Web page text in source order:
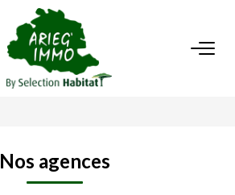
ACCUEIL
VENDRE UN BIEN
Nos agences